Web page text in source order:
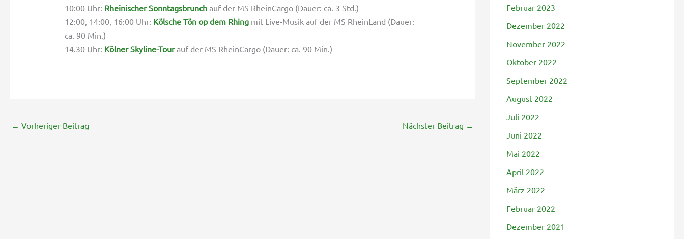
10:00 Uhr: Rheinischer Sonntagsbrunchauf der MS RheinCargo (Dauer: ca. 3 Std.)
12:00, 14:00, 16:00 Uhr: Kölsche Tön op dem Rhingmit Live-Musik auf der MS RheinLand (Dauer:
ca. 90 Min.)
14.30 Uhr: Kölner Skyline-Tourauf der MS RheinCargo (Dauer: ca. 90 Min.)
← Vorheriger Beitrag Nächster Beitrag →
Februar 2023
Dezember 2022
November 2022
Oktober 2022
September 2022
August 2022
Juli 2022
Juni 2022
Mai 2022
April 2022
März 2022
Februar 2022
Dezember 2021